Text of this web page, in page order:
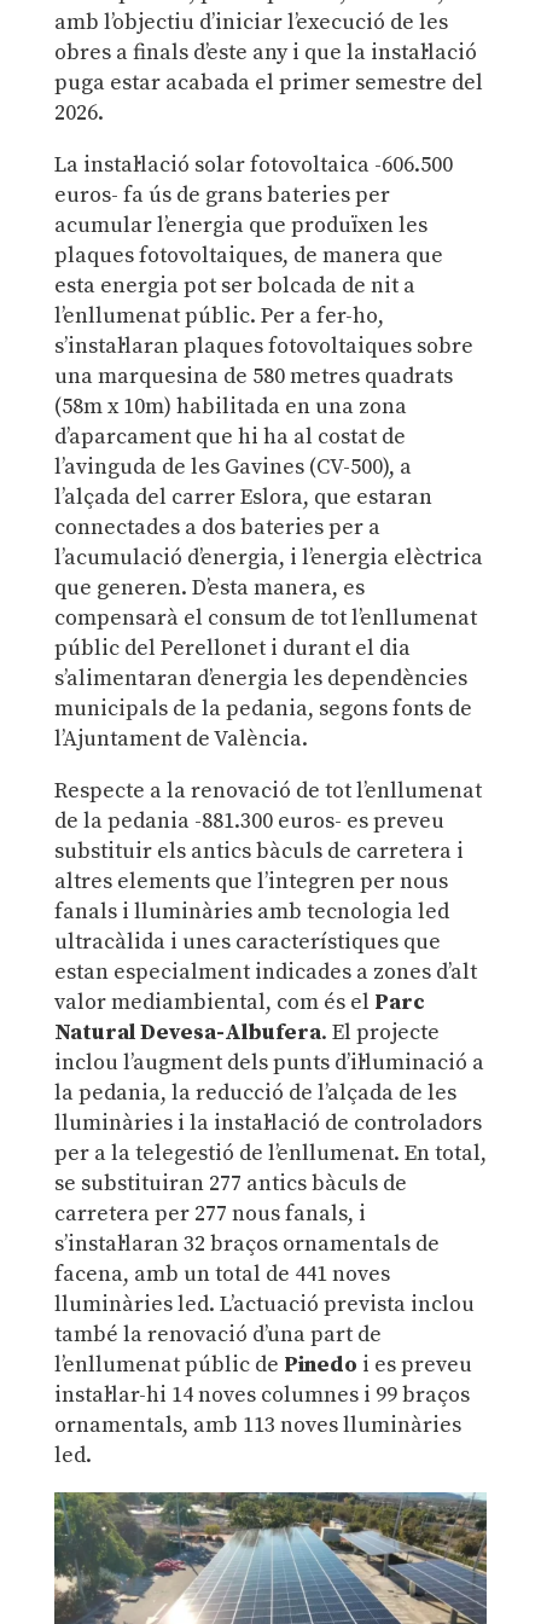
amb l’objectiu d’iniciar l’execució de les
obres a finals d’este any i que la instal·lació
puga estar acabada el primer semestre del
2026.
La instal·lació solar fotovoltaica -606.500
euros- fa ús de grans bateries per
acumular l’energia que produïxen les
plaques fotovoltaiques, de manera que
esta energia pot ser bolcada de nit a
l’enllumenat públic. Per a fer-ho,
s’instal·laran plaques fotovoltaiques sobre
una marquesina de 580 metres quadrats
(58m x 10m) habilitada en una zona
d’aparcament que hi ha al costat de
l’avinguda de les Gavines (CV-500), a
l’alçada del carrer Eslora, que estaran
connectades a dos bateries per a
l’acumulació d’energia, i l’energia elèctrica
que generen. D’esta manera, es
compensarà el consum de tot l’enllumenat
públic del Perellonet i durant el dia
s’alimentaran d’energia les dependències
municipals de la pedania, segons fonts de
l’Ajuntament de València.
Respecte a la renovació de tot l’enllumenat
de la pedania -881.300 euros- es preveu
substituir els antics bàculs de carretera i
altres elements que l’integren per nous
fanals i lluminàries amb tecnologia led
ultracàlida i unes característiques que
estan especialment indicades a zones d’alt
valor mediambiental, com és el Parc
Natural Devesa-Albufera. El projecte
inclou l’augment dels punts d’il·luminació a
la pedania, la reducció de l’alçada de les
lluminàries i la instal·lació de controladors
per a la telegestió de l’enllumenat. En total,
se substituiran 277 antics bàculs de
carretera per 277 nous fanals, i
s’instal·laran 32 braços ornamentals de
facena, amb un total de 441 noves
lluminàries led. L’actuació prevista inclou
també la renovació d’una part de
l’enllumenat públic de Pinedo i es preveu
instal·lar-hi 14 noves columnes i 99 braços
ornamentals, amb 113 noves lluminàries
led.